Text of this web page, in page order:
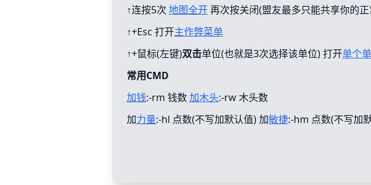
↑连按5次 地图全开再次按关闭(盟友最多只能共享你的
↑+Esc 打开主作弊菜单
↑+鼠标(左键)双击单位(也就是3次选择该单位) 打开单个
常用CMD
加钱:-rm 钱数加木头:-rw 木头数
加力量:-hl 点数(不写加默认值) 加敏捷:-hm 点数(不写加